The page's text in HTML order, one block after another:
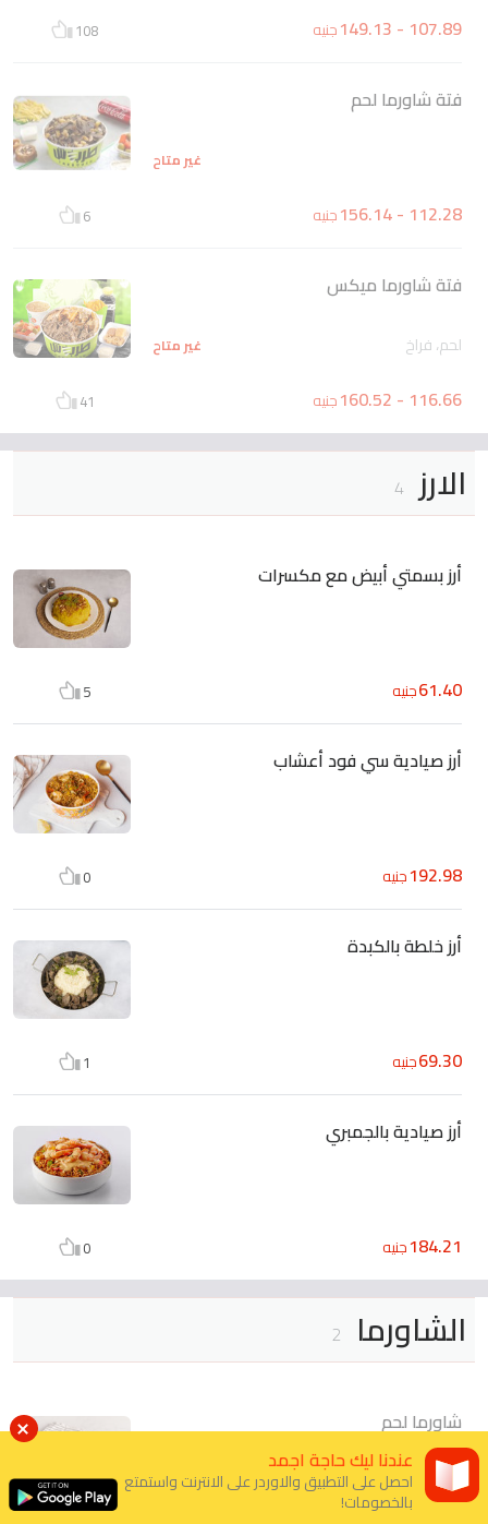
107.89 - 149.13 جنيه 108
فتة شاورما لحم
غير متاح
112.28 - 156.14 جنيه 6
فتة شاورما ميكس
لحم، فراخ غير متاح
116.66 - 160.52 جنيه 41
الارز 4
أرز بسمتي أبيض مع مكسرات
61.40جنيه 5
أرز صيادية سي فود أعشاب
192.98جنيه 0
أرز خلطة بالكبدة
69.30جنيه 1
أرز صيادية بالجمبري
184.21جنيه 0
الشاورما 2
شاورما لحم
غير متاح
عندنا ليك حاجة اجمد
احصل على التطبيق والاوردر على الانترنت واستمتع
بالخصومات!